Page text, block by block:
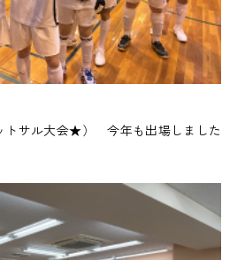
トサル大会★） 今年も出場しました